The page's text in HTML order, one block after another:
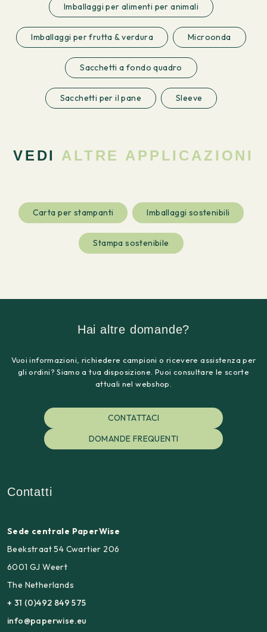
Imballaggi per alimenti per animali
Imballaggi per frutta & verdura Microonda
Sacchetti a fondo quadro
Sacchetti per il pane Sleeve
VEDI ALTRE APPLICAZIONI
Carta per stampanti Imballaggi sostenibili
Stampa sostenibile
Hai altre domande?
Vuoi informazioni, richiedere campioni o ricevere assistenza per
gli ordini? Siamo a tua disposizione. Puoi consultare le scorte
attuali nel webshop.
CONTATTACI
DOMANDE FREQUENTI
Contatti
Sede centrale PaperWise
Beekstraat 54 Cwartier 206
6001 GJ Weert
The Netherlands
+ 31 (0)492 849 575
info@paperwise.eu